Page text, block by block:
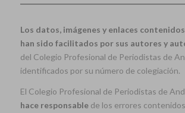
Los datos, imágenes y enlaces
han sido facilitados por sus autores y
del Colegio Profesional de Periodistas de
identificados por su número de colegiación.
El Colegio Profesional de Periodistas de
hace responsablede los errores